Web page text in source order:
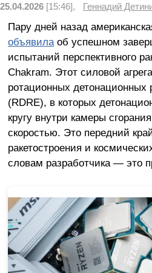
25.04.2026 [15:46], Геннадий
Пару дней назад
объявилаоб успешном
испытаний перспективного
Chakram. Этот силовой
ротационных детонационных
(RDRE), в которых
кругу внутри камеры
скоростью. Это передний
ракетостроения и
словам разработчика — это